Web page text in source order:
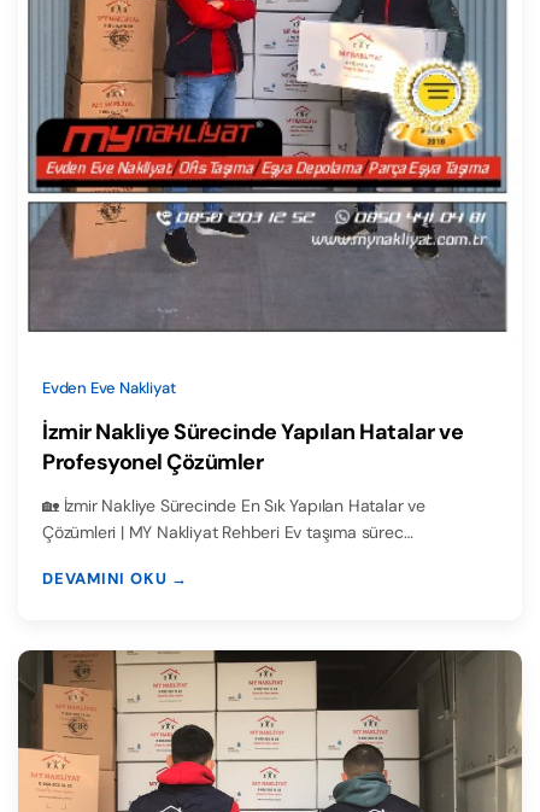
Evden Eve Nakliyat
İzmir Nakliye Sürecinde Yapılan Hatalar ve
Profesyonel Çözümler
🏡 İzmir Nakliye Sürecinde En Sık Yapılan Hatalar ve
Çözümleri | MY Nakliyat Rehberi Ev taşıma sürec…
DEVAMINI OKU →